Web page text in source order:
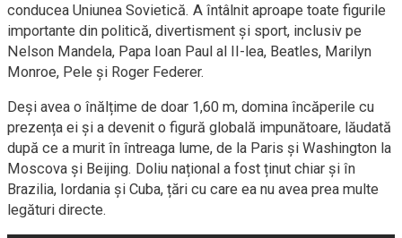
conducea Uniunea Sovietică. A întâlnit aproape toate figurile
importante din politică, divertisment și sport, inclusiv pe
Nelson Mandela, Papa Ioan Paul al II-lea, Beatles, Marilyn
Monroe, Pele și Roger Federer.
Deși avea o înălțime de doar 1,60 m, domina încăperile cu
prezența ei și a devenit o figură globală impunătoare, lăudată
după ce a murit în întreaga lume, de la Paris și Washington la
Moscova și Beijing. Doliu național a fost ținut chiar și în
Brazilia, Iordania și Cuba, țări cu care ea nu avea prea multe
legături directe.